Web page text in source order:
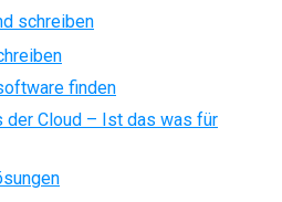
schreiben
finden
der Cloud – Ist das was für